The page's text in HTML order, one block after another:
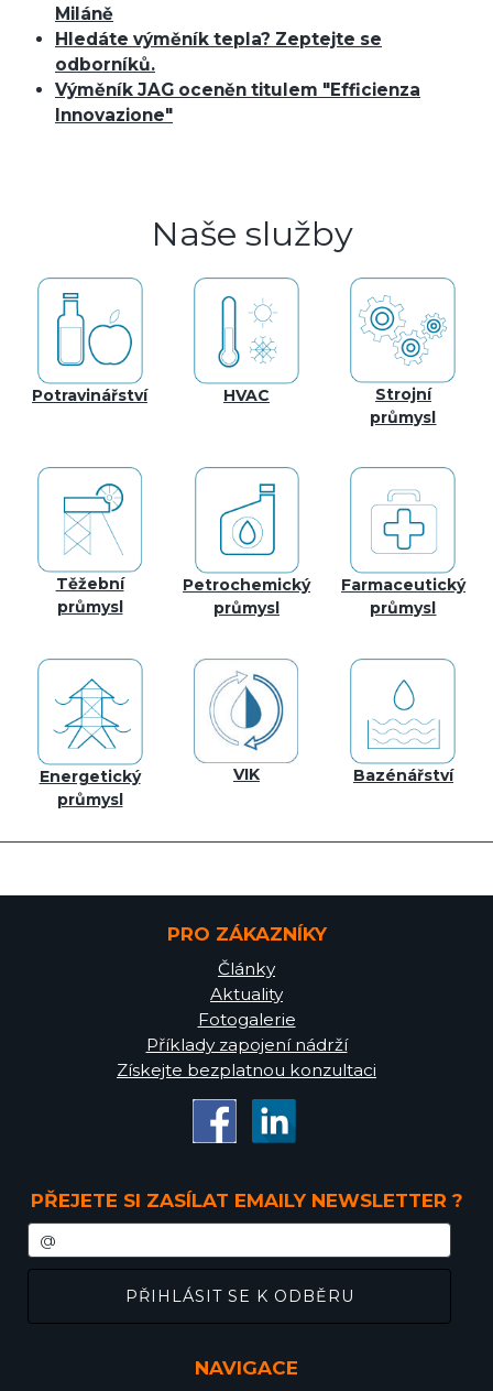
Miláně
Hledáte výměník tepla? Zeptejte se
odborníků.
Výměník JAG oceněn titulem "Efficienza
Innovazione"
Naše služby
Potravinářství HVAC
Strojní
průmysl
Těžební
průmysl
Petrochemický
průmysl
Farmaceutický
průmysl
Energetický
průmysl
VIK Bazénářství
PRO ZÁKAZNÍKY
Články
Aktuality
Fotogalerie
Příklady zapojení nádrží
Získejte bezplatnou konzultaci
PŘEJETE SI ZASÍLAT EMAILY NEWSLETTER ?
NAVIGACE